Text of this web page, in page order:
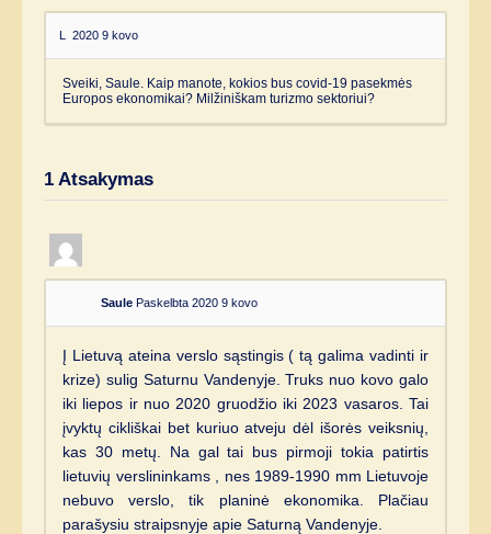
L 2020 9 kovo
Sveiki, Saule. Kaip manote, kokios bus covid-19 pasekmės
Europos ekonomikai? Milžiniškam turizmo sektoriui?
1 Atsakymas
Saule Paskelbta 2020 9 kovo
Į Lietuvą ateina verslo sąstingis ( tą galima vadinti ir
krize) sulig Saturnu Vandenyje. Truks nuo kovo galo
iki liepos ir nuo 2020 gruodžio iki 2023 vasaros. Tai
įvyktų cikliškai bet kuriuo atveju dėl išorės veiksnių,
kas 30 metų. Na gal tai bus pirmoji tokia patirtis
lietuvių verslininkams , nes 1989-1990 mm Lietuvoje
nebuvo verslo, tik planinė ekonomika. Plačiau
parašysiu straipsnyje apie Saturną Vandenyje.